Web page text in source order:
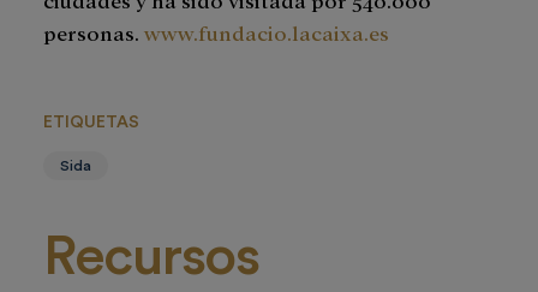
personas. www.fundacio.lacaixa.es
ETIQUETAS
Sida
Recursos